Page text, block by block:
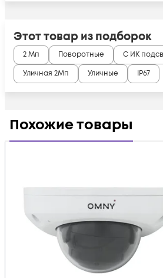
Этот товар из подборок
2 Мп Поворотные
С ИК
Уличная 2Мп
Уличные IP67
Похожие товары